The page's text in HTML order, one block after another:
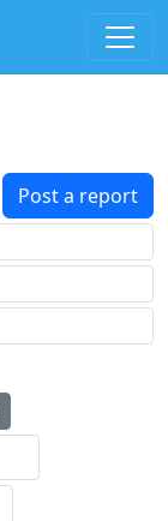
Post a report